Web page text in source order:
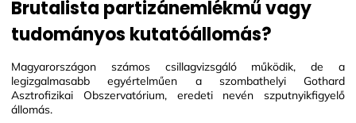
Brutalista partizánemlékmű vagy
tudományos kutatóállomás?
Magyarországon számos csillagvizsgáló működik, de a
legizgalmasabb egyértelműen a szombathelyi Gothard
Asztrofizikai Obszervatórium, eredeti nevén szputnyikfigyelő
állomás.